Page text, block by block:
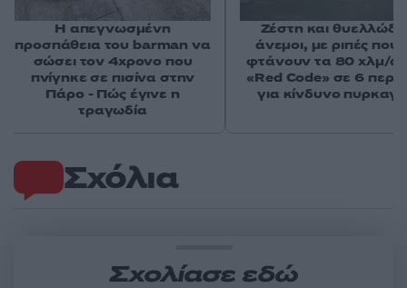
Σχόλια
Σχολίασε εδώ
Η απεγνωσμένη
προσπάθεια του barman να
σώσει τον 4χρονο που
πνίγηκε σε πισίνα στην
Πάρο - Πώς έγινε η
τραγωδία
Ζέστη και
άνεμοι, με ριπές που
φτάνουν τα 80 χλμ/
«Red Code» σε 6
για κίνδυνο